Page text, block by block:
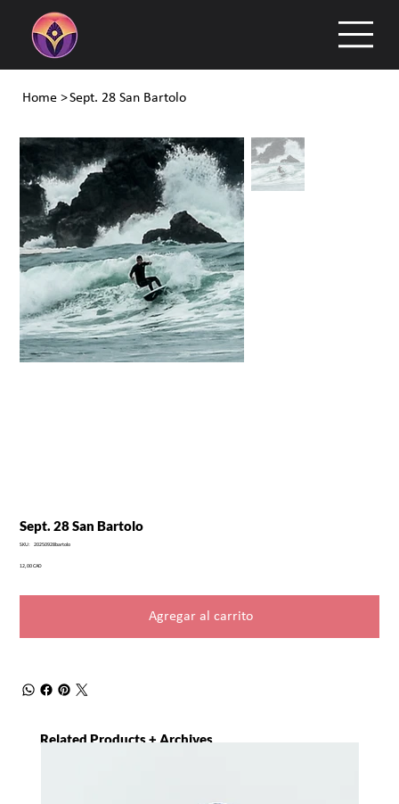
Home >Sept. 28 San Bartolo
Sept. 28 San Bartolo
SKU:
SKU
20250928bartolo
Precio
12,00 CAD
Agregar al carrito
Related Products + Archives